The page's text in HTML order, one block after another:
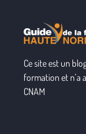
Ce site est un
formation et n’a
CNAM